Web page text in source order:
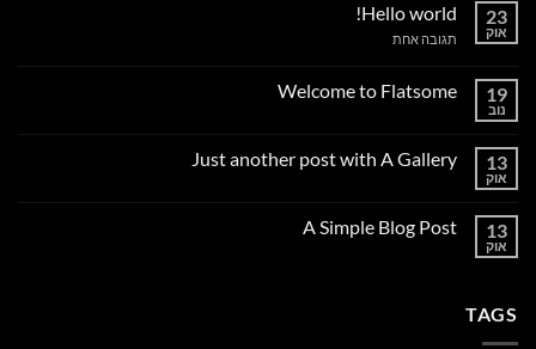
23
אוק
Hello world!
תגובה אחתעל
19
נוב
Welcome to Flatsome
Welcome
13
אוק
Just another post with A Gallery
Just
13
אוק
A Simple Blog Post
TAGS